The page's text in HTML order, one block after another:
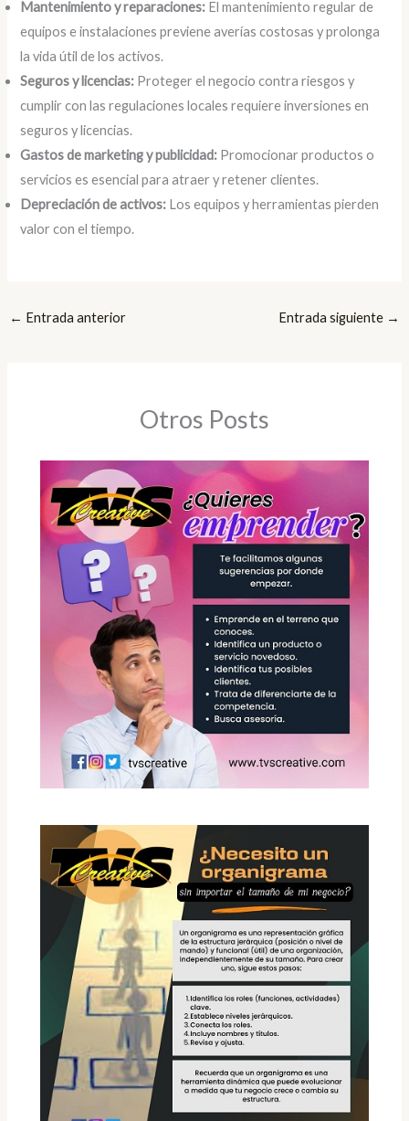
Mantenimiento y reparaciones: El mantenimiento regular de
equipos e instalaciones previene averías costosas y prolonga
la vida útil de los activos.
Seguros y licencias: Proteger el negocio contra riesgos y
cumplir con las regulaciones locales requiere inversiones en
seguros y licencias.
Gastos de marketing y publicidad: Promocionar productos o
servicios es esencial para atraer y retener clientes.
Depreciación de activos: Los equipos y herramientas pierden
valor con el tiempo.
← Entrada anterior Entrada siguiente →
Otros Posts